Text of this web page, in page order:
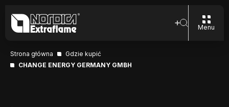
Menu
Strona główna
Gdzie kupić
CHANGE ENERGY GERMANY GMBH